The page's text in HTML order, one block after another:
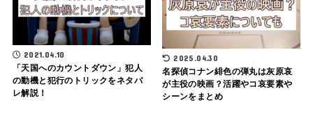
2021.04.10
「天国へのカウントダウン」犯人
の動機と犯行のトリックをネタバ
レ解説！
2025.04.30
名探偵コナン緋色の弾丸は灰原哀
が主役の映画？活躍やコ哀要素や
シーンをまとめ